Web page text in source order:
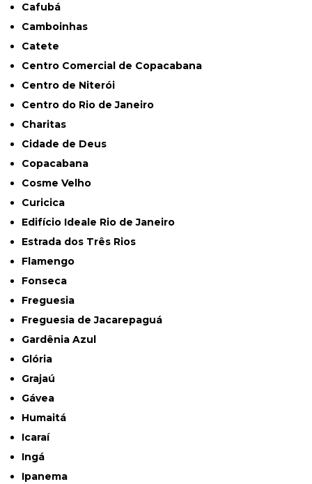
Cafubá
Camboinhas
Catete
Centro Comercial de Copacabana
Centro de Niterói
Centro do Rio de Janeiro
Charitas
Cidade de Deus
Copacabana
Cosme Velho
Curicica
Edifício Ideale Rio de Janeiro
Estrada dos Três Rios
Flamengo
Fonseca
Freguesia
Freguesia de Jacarepaguá
Gardênia Azul
Glória
Grajaú
Gávea
Humaitá
Icaraí
Ingá
Ipanema